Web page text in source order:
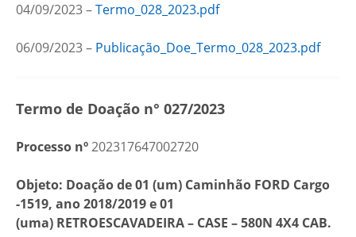
04/09/2023 –Termo_028_2023.pdf
06/09/2023 – Publicação_Doe_Termo_028_2023.pdf
Termo de Doação n° 027/2023
Processo nº202317647002720
Objeto: Doação de01 (um) Caminhão FORD Cargo
-1519, ano 2018/2019 e 01
(uma) RETROESCAVADEIRA – CASE – 580N 4X4 CAB.